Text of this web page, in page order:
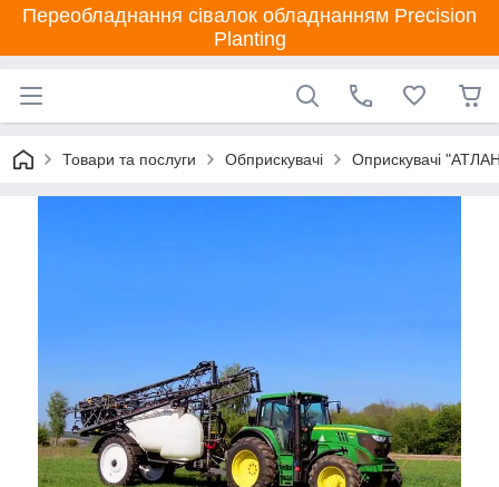
Переобладнання сівалок обладнанням Precision
Planting
Товари та послуги Обприскувачі Оприскувачі